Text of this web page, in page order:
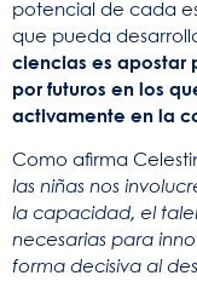
potencial de cada
que pueda
ciencias es apostar
por futuros en los
activamente en la
Como afirma
las niñas nos
la capacidad, el
necesarias para
forma decisiva al